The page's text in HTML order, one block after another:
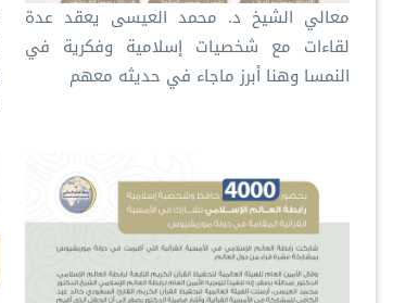
‏معالي الشيخ د. محمد العيسى يعقد عدة
لقاءات مع شخصيات إسلامية وفكرية في
النمسا‬ وهنا أبرز ماجاء في حديثه معهم